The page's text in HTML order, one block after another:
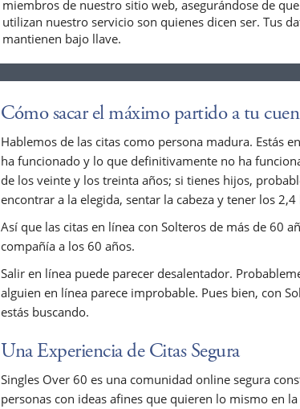
miembros de nuestro sitio web, asegurándose de
utilizan nuestro servicio son quienes dicen ser. Tus
mantienen bajo llave.
Cómo sacar el máximo partido a tu
Hablemos de las citas como persona madura. Estás
ha funcionado y lo que definitivamente no ha
de los veinte y los treinta años; si tienes hijos,
encontrar a la elegida, sentar la cabeza y tener los
Así que las citas en línea con Solteros de más de 60
compañía a los 60 años.
Salir en línea puede parecer desalentador.
alguien en línea parece improbable. Pues bien, con
estás buscando.
Una Experiencia de Citas Segura
Singles Over 60 es una comunidad online segura
personas con ideas afines que quieren lo mismo en